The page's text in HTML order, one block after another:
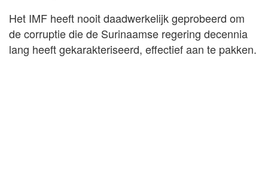
Het IMF heeft nooit daadwerkelijk geprobeerd om
de corruptie die de Surinaamse regering decennia
lang heeft gekarakteriseerd, effectief aan te pakken.